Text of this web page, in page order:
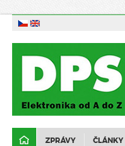
ZPRÁVY ČLÁNKY